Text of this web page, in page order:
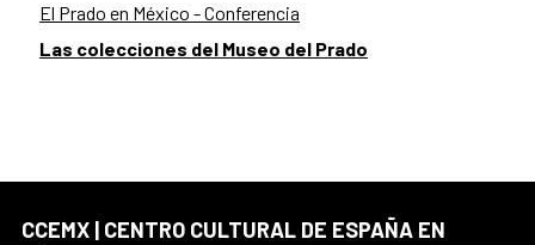
El Prado en México - Conferencia
Las colecciones del Museo del Prado
CCEMX | CENTRO CULTURAL DE ESPAÑA EN